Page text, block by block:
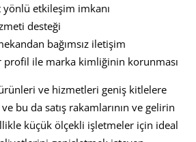
etkileşim imkanı
desteği
bağımsız iletişim
ile marka kimliğinin korunması
ve hizmetleri geniş kitlelere
bu da satış rakamlarının ve gelirin
küçük ölçekli işletmeler için ideal